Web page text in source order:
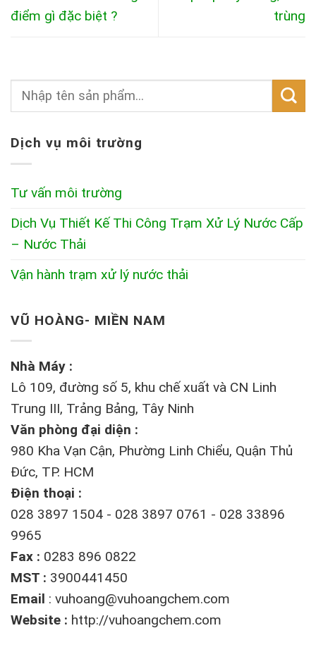
điểm gì đặc biệt ?
trùng
Dịch vụ môi trường
Tư vấn môi trường
Dịch Vụ Thiết Kế Thi Công Trạm Xử Lý Nước Cấp
– Nước Thải
Vận hành trạm xử lý nước thải
VŨ HOÀNG- MIỀN NAM
Nhà Máy :
Lô 109, đường số 5, khu chế xuất và CN Linh
Trung III, Trảng Bảng, Tây Ninh
Văn phòng đại diện :
980 Kha Vạn Cận, Phường Linh Chiểu, Quận Thủ
Đức, TP. HCM
Điện thoại :
028 3897 1504 - 028 3897 0761 - 028 33896
9965
Fax : 0283 896 0822
MST : 3900441450
Email : vuhoang@vuhoangchem.com
Website : http://vuhoangchem.com